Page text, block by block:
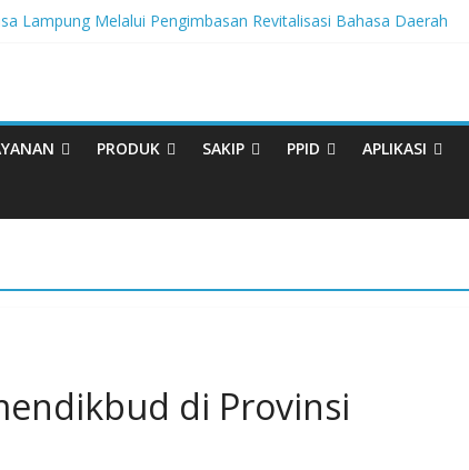
Lampung Melalui Pengimbasan Revitalisasi Bahasa Daerah
Musikalisasi Puisi Kembali Digelar
PRODUK SAKIP PPID APLIKASI
di Provinsi